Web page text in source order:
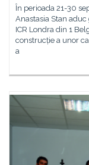
În perioada 21-30
Anastasia Stan
ICR Londra din 1
construcție a unor
a